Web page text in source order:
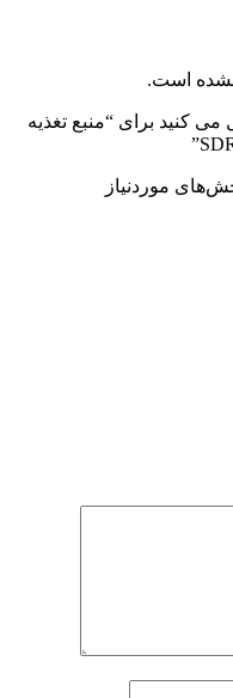
نشده است.
می کنید برای “منبع تغذیه
موردنیاز